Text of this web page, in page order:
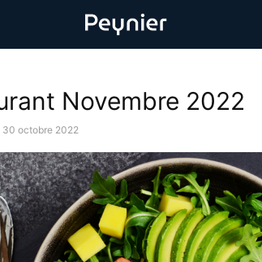
Novembre 2022
30 octobre 2022